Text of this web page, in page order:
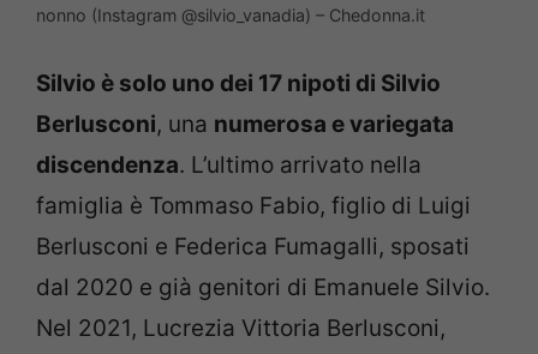
nonno (Instagram @silvio_vanadia) – Chedonna.it
Silvio è solo uno dei 17 nipoti di Silvio
Berlusconi, una numerosa e variegata
discendenza. L’ultimo arrivato nella
famiglia è Tommaso Fabio, figlio di Luigi
Berlusconi e Federica Fumagalli, sposati
dal 2020 e già genitori di Emanuele Silvio.
Nel 2021, Lucrezia Vittoria Berlusconi,